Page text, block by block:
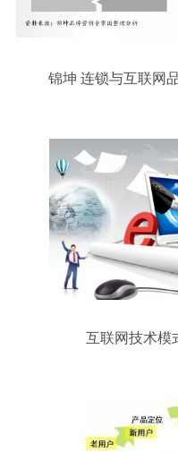
锦坤 连锁与互联网
互联网技术模